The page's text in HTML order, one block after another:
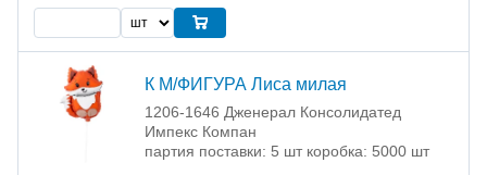
К М/ФИГУРА Лиса милая
1206-1646 Дженерал Консолидатед
Импекс Компан
партия поставки: 5 шт коробка: 5000 шт